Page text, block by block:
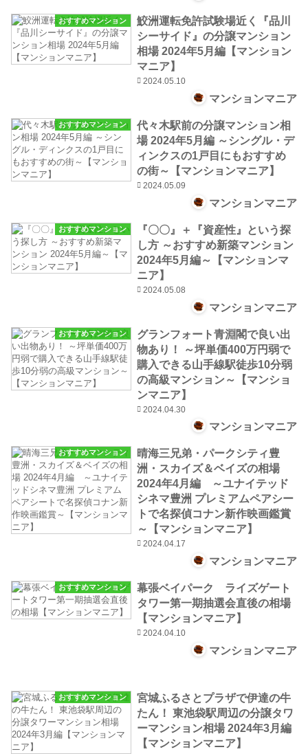
おすすめマンション
鮫洲運転免許試験場近く『品川
シーサイド』の分譲マンション
相場 2024年5月編【マンション
マニア】
2024.05.10
マンションマニア
おすすめマンション
代々木駅前の分譲マンション相
場 2024年5月編 ～シングル・デ
ィンクスの1戸目にもおすすめ
の街～【マンションマニア】
2024.05.09
マンションマニア
おすすめマンション
『〇〇』＋『資産性』という探
し方 ～おすすめ新築マンション
2024年5月編～【マンションマ
ニア】
2024.05.08
マンションマニア
おすすめマンション
グランフォート青淵閣で良い出
物あり！ ～坪単価400万円弱で
購入できる山手線駅徒歩10分弱
の高級マンション～【マンショ
ンマニア】
2024.04.30
マンションマニア
おすすめマンション
晴海三兄弟・パークシティ豊
洲・スカイズ＆ベイズの相場
2024年4月編 ～ユナイテッド
シネマ豊洲 プレミアムペアシー
トで名探偵コナン新作映画鑑賞
～【マンションマニア】
2024.04.17
マンションマニア
おすすめマンション
幕張ベイパーク ライズゲート
タワー第一期抽選会直後の相場
【マンションマニア】
2024.04.10
マンションマニア
おすすめマンション
宮城ふるさとプラザで伊達の牛
たん！ 東池袋駅周辺の分譲タワ
ーマンション相場 2024年3月編
【マンションマニア】